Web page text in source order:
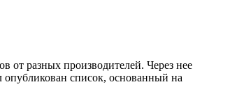
от разных производителей. Через нее
опубликован список, основанный на